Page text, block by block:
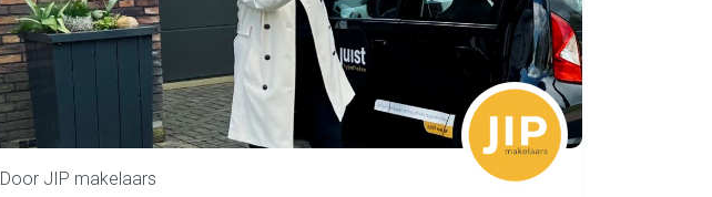
Door JIP makelaars